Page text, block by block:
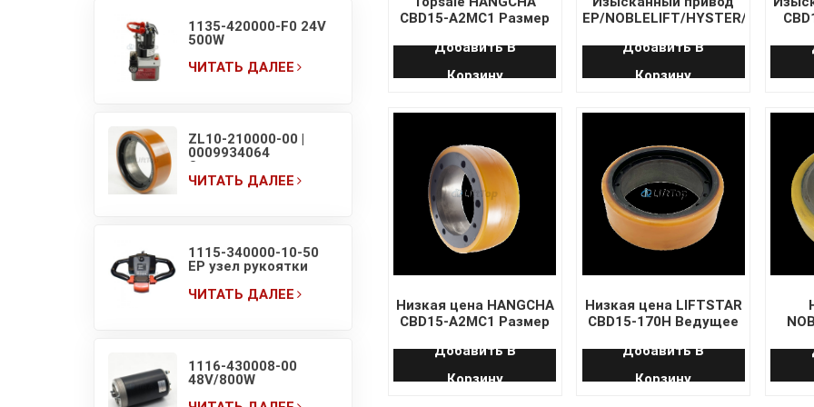
1135-420000-F0 24V
500W
силовой агрегат EP
сборе
ЧИТАТЬ ДАЛЕЕ
ZL10-210000-00 |
0009934064
Оригинальное
приводное колесо
ЧИТАТЬ ДАЛЕЕ
1115-340000-10-50
EP узел рукоятки
поддонов с
дисплеем и
ЧИТАТЬ ДАЛЕЕ
1116-430008-00
48V/800W
CBD15-A2MC1 Размер
70*40
Добавить В
Корзину
EP/NOBLELIFT/HYSTER/BT
Добавить В
Корзину
Низкая цена HANGCHA
CBD15-A2MC1 Размер
70*40
Добавить В
Корзину
Низкая цена LIFTSTAR
CBD15-170H Ведущее
Добавить В
Корзину